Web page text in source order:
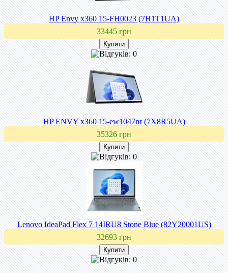
HP Envy x360 15-FH0023 (7H1T1UA)
33445 грн
HP ENVY x360 15-ew1047nr (7X8R5UA)
35326 грн
Lenovo IdeaPad Flex 7 14IRU8 Stone Blue (82Y20001US)
32693 грн